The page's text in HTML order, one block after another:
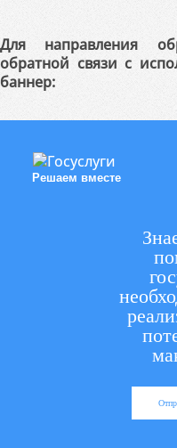
Для направления
обратной связи с
баннер:
Решаем вместе